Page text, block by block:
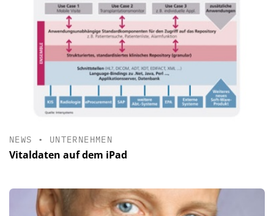
NEWS • UNTERNEHMEN
Vitaldaten auf dem iPad